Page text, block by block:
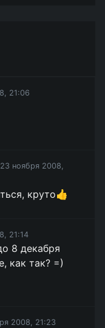
21:06
23 ноября 2008,
круто👍
21:14
8 декабря
как так? =)
2008, 21:23